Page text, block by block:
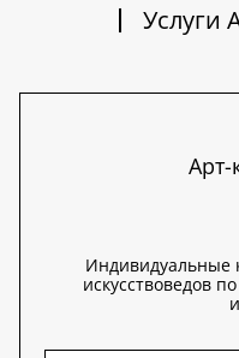
Услуги
Арт-
Индивидуальные
искусствоведов